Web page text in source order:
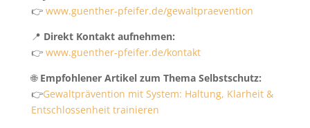
👉 www.guenther-pfeifer.de/gewaltpraevention
📍 Direkt Kontakt aufnehmen:
👉 www.guenther-pfeifer.de/kontakt
🌐 Empfohlener Artikel zum Thema Selbstschutz:
👉Gewaltprävention mit System: Haltung, Klarheit &
Entschlossenheit trainieren